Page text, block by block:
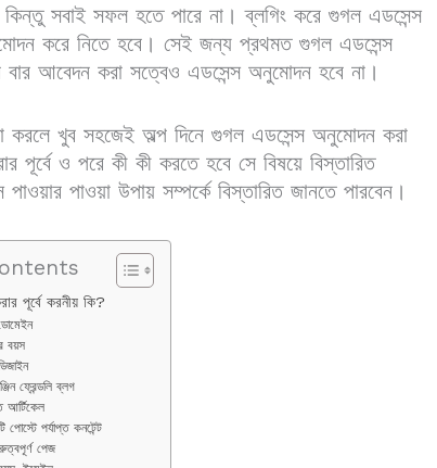
কিন্তু সবাই সফল হতে পারে না। ব্লগিং করে গুগল এডসেন্স
করে নিতে হবে। সেই জন্য প্রথমত গুগল এডসেন্স
আবেদন করা সত্বেও এডসেন্স অনুমোদন হবে না।
করলে খুব সহজেই অল্প দিনে গুগল এডসেন্স অনুমোদন করা
ও পরে কী কী করতে হবে সে বিষয়ে বিস্তারিত
পাওয়া উপায় সম্পর্কে বিস্তারিত জানতে পারবেন।
পূর্বে করনীয় কি?
বয়স
ফ্রেন্ডলি ব্লগ
আর্টিকেল
পোস্টে পর্যাপ্ত কনটেন্ট
পেজ